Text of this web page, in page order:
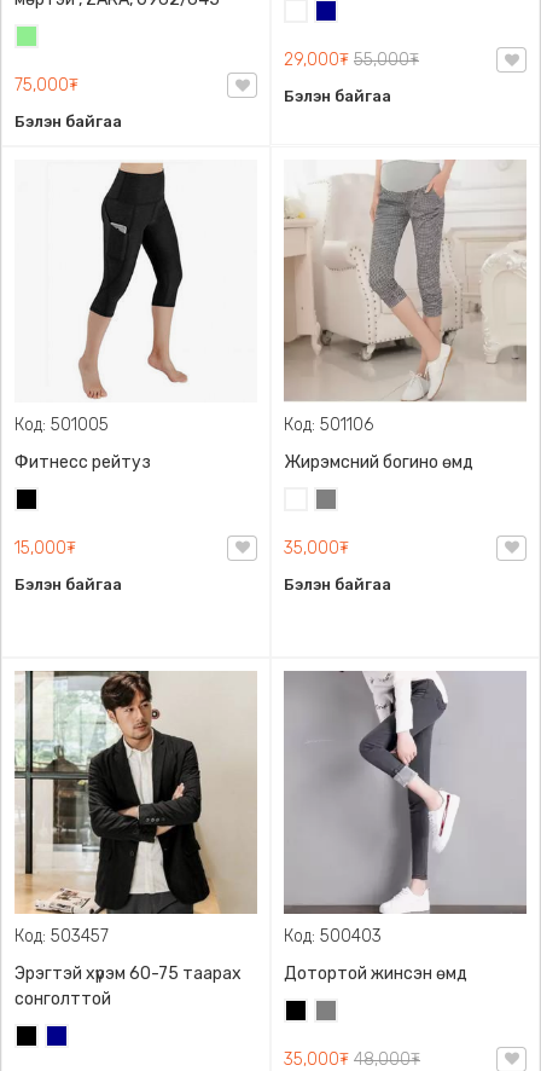
75,000₮
Бэлэн байгаа
29,000₮ 55,000₮
Бэлэн байгаа
Код: 501005
Фитнесс рейтуз
15,000₮
Бэлэн байгаа
Код: 501106
Жирэмсний богино өмд
35,000₮
Бэлэн байгаа
Код: 503457
Эрэгтэй хүрэм 60-75 таарах
сонголттой
Код: 500403
Дотортой жинсэн өмд
35,000₮ 48,000₮